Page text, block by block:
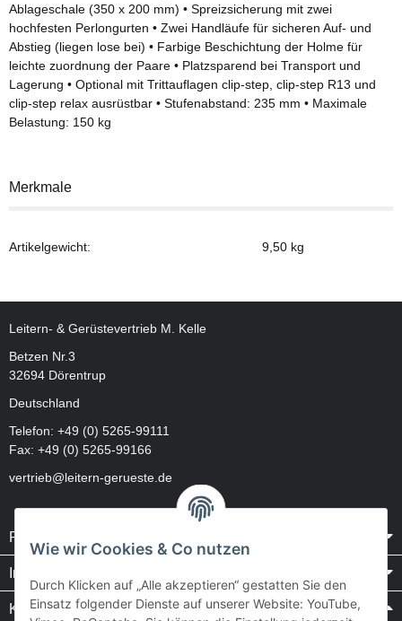
Ablageschale (350 x 200 mm) • Spreizsicherung mit zwei
hochfesten Perlongurten • Zwei Handläufe für sicheren Auf- und
Abstieg (liegen lose bei) • Farbige Beschichtung der Holme für
leichte zuordnung der Paare • Platzsparend bei Transport und
Lagerung • Optional mit Trittauflagen clip-step, clip-step R13 und
clip-step relax ausrüstbar • Stufenabstand: 235 mm • Maximale
Belastung: 150 kg
Merkmale
Artikelgewicht: 9,50 kg
Leitern- & Gerüstevertrieb M. Kelle
Betzen Nr.3
32694 Dörentrup
Deutschland
Telefon: +49 (0) 5265-99111
Fax: +49 (0) 5265-99166
vertrieb@leitern-gerueste.de
Rechtliches
Informationen
Kataloge / Videos
Wie wir Cookies & Co nutzen
Durch Klicken auf „Alle akzeptieren“ gestatten Sie den
Einsatz folgender Dienste auf unserer Website: YouTube,